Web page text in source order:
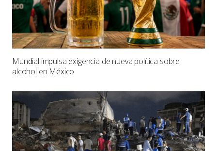
Mundial impulsa exigencia de nueva política sobre
alcohol en México